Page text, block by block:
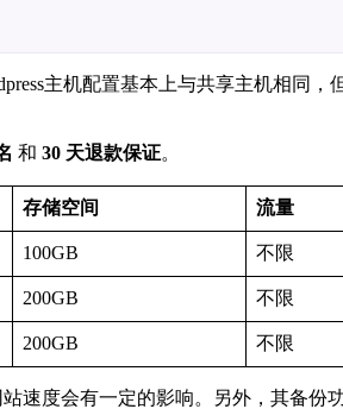
主机配置基本上与共享主机相同
和 30 天退款保证。
存储空间 流量
100GB 不限
200GB 不限
200GB 不限
速度会有一定的影响。另外，其备份